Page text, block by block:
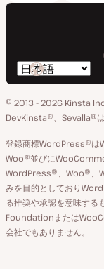
言
語
の
り
替
え
© 2013 - 2026 Kinsta
DevKinsta®、Sevalla®
登録商標WordPress®は
Woo®並びに
WordPress®、Woo®、
みを目的としており
る推奨や承認を意味す
Foundationまたは
会社でもありません。